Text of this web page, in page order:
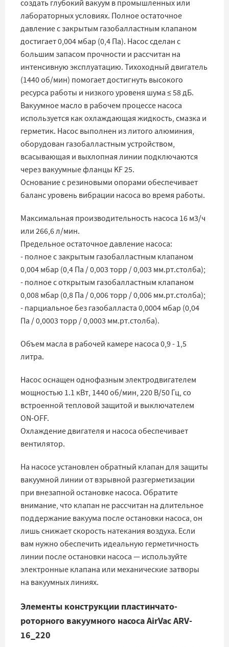
создать глубокий вакуум в промышленных или
лабораторных условиях. Полное остаточное
давление с закрытым газобалластным клапаном
достигает 0,004 мбар (0,4 Па). Насос сделан с
большим запасом прочности и рассчитан на
интенсивную эксплуатацию. Тихоходный двигатель
(1440 об/мин) помогает достигнуть высокого
ресурса работы и низкого уровеня шума ≤ 58 дБ.
Вакуумное масло в рабочем процессе насоса
используется как охлаждающая жидкость, смазка и
герметик. Насос выполнен из литого алюминия,
оборудован газобалластным устройством,
всасывающая и выхлопная линии подключаются
через вакуумные фланцы KF 25.
Основание с резиновыми опорами обеспечивает
баланс уровень вибрации насоса во время работы.
Максимальная производительность насоса 16 м3/ч
или 266,6 л/мин.
Предельное остаточное давление насоса:
- полное с закрытым газобалластным клапаном
0,004 мбар (0,4 Па / 0,003 торр / 0,003 мм.рт.столба);
- полное с открытым газобалластным клапаном
0,008 мбар (0,8 Па / 0,006 торр / 0,006 мм.рт.столба);
- парциальное без газобалласта 0,0004 мбар (0,04
Па / 0,0003 торр / 0,0003 мм.рт.столба).
Объем масла в рабочей камере насоса 0,9 - 1,5
литра.
Насос оснащен однофазным электродвигателем
мощностью 1.1 кВт, 1440 об/мин, 220 В/50 Гц, со
встроенной тепловой защитой и выключателем
ON-OFF.
Охлаждение двигателя и насоса обеспечивает
вентилятор.
На насосе установлен обратный клапан для защиты
вакуумной линии от взрывной разгерметизации
при внезапной остановке насоса. Обратите
внимание, что клапан не рассчитан на длительное
поддержание вакуума после остановки насоса, он
лишь снижает скорость натекания воздуха. Если
вам нужно обеспечить идеальную герметичность
линии после остановки насоса — используйте
электронные клапана или механические затворы
на вакуумных линиях.
Элементы конструкции пластинчато-
роторного вакуумного насоса AirVacARV-
16_220